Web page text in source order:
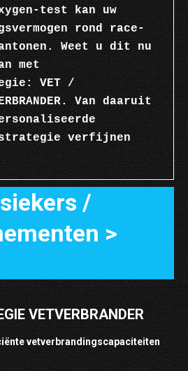
test kan uw
rond race-
Weet u dit nu
met
VET /
Van daaruit
verfijnen
/
>
VETVERBRANDER
vetverbrandingscapaciteiten